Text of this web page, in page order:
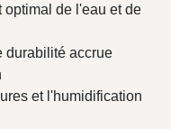
optimal de l'eau et de
durabilité accrue
et l'humidification